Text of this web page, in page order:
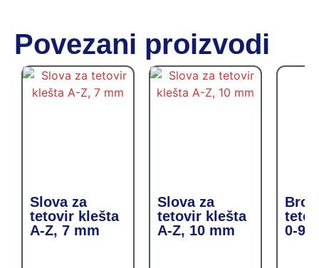
Povezani proizvodi
Slova za
tetovir klešta
A-Z, 7 mm
Slova za
tetovir klešta
A-Z, 10 mm
0-9,